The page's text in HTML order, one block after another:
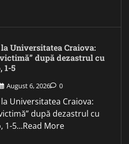
la Universitatea Craiova:
după dezastrul cu
1-5
August 6, 2026 0
la Universitatea Craiova:
după dezastrul cu
1-5...Read More